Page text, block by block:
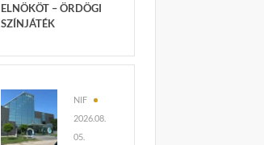
ELNÖKÖT – ÖRDÖGI
SZÍNJÁTÉK
NIF
2026.08.
05.